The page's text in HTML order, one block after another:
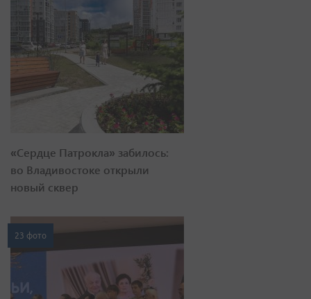
«Сердце Патрокла» забилось:
во Владивостоке открыли
новый сквер
23 фото